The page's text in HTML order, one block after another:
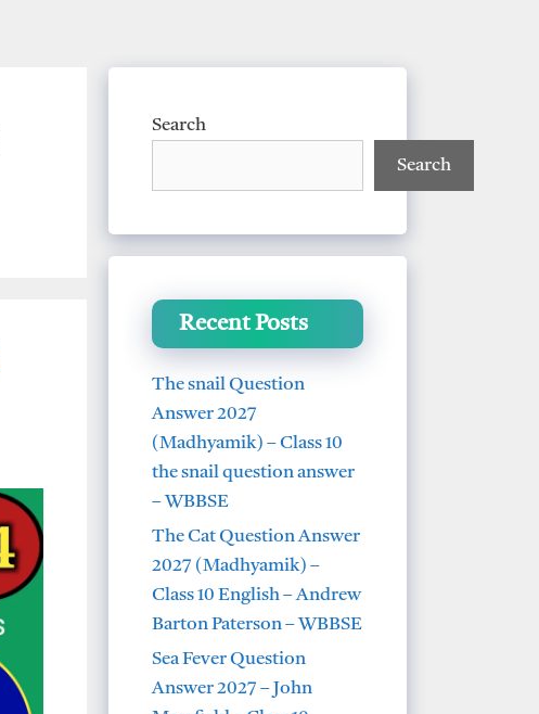
Search
Search
Recent Posts
The snail Question
Answer 2027
(Madhyamik) – Class 10
the snail question answer
– WBBSE
The Cat Question Answer
2027 (Madhyamik) –
Class 10 English – Andrew
Barton Paterson – WBBSE
Sea Fever Question
Answer 2027 – John